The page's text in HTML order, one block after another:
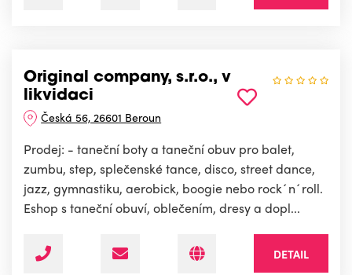
Original company, s.r.o., v
likvidaci
Česká 56, 26601 Beroun
Prodej: - taneční boty a taneční obuv pro balet,
zumbu, step, splečenské tance, disco, street dance,
jazz, gymnastiku, aerobick, boogie nebo rock´n´roll.
Eshop s taneční obuví, oblečením, dresy a dopl...
DETAIL